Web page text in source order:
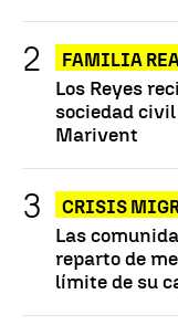
FAMILIA
Los Reyes
sociedad civil
Marivent
CRISIS
Las
reparto de
límite de su